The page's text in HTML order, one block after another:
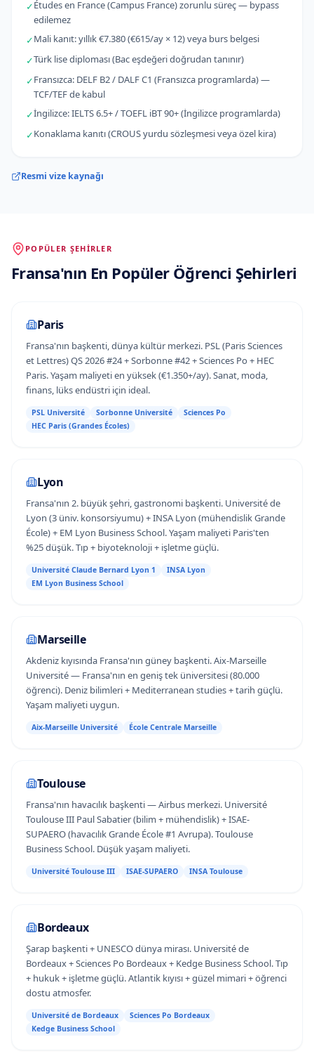
✓Études en France (Campus France) zorunlu süreç — bypass
edilemez
✓Mali kanıt: yıllık €7.380 (€615/ay × 12) veya burs belgesi
✓Türk lise diploması (Bac eşdeğeri doğrudan tanınır)
✓Fransızca: DELF B2 / DALF C1 (Fransızca programlarda) —
TCF/TEF de kabul
✓İngilizce: IELTS 6.5+ / TOEFL iBT 90+ (İngilizce programlarda)
✓Konaklama kanıtı (CROUS yurdu sözleşmesi veya özel kira)
Resmi vize kaynağı
POPÜLER ŞEHIRLER
Fransa'nın En Popüler Öğrenci Şehirleri
Paris
Fransa'nın başkenti, dünya kültür merkezi. PSL (Paris Sciences
et Lettres) QS 2026 #24 + Sorbonne #42 + Sciences Po + HEC
Paris. Yaşam maliyeti en yüksek (€1.350+/ay). Sanat, moda,
finans, lüks endüstri için ideal.
PSL Université Sorbonne Université
Sciences Po
HEC Paris (Grandes Écoles)
Lyon
Fransa'nın 2. büyük şehri, gastronomi başkenti. Université de
Lyon (3 üniv. konsorsiyumu) + INSA Lyon (mühendislik Grande
École) + EM Lyon Business School. Yaşam maliyeti Paris'ten
%25 düşük. Tıp + biyoteknoloji + işletme güçlü.
Université Claude Bernard Lyon 1
INSA Lyon
EM Lyon Business School
Marseille
Akdeniz kıyısında Fransa'nın güney başkenti. Aix-Marseille
Université — Fransa'nın en geniş tek üniversitesi (80.000
öğrenci). Deniz bilimleri + Mediterranean studies + tarih güçlü.
Yaşam maliyeti uygun.
Aix-Marseille Université École Centrale Marseille
Toulouse
Fransa'nın havacılık başkenti — Airbus merkezi. Université
Toulouse III Paul Sabatier (bilim + mühendislik) + ISAE-
SUPAERO (havacılık Grande École #1 Avrupa). Toulouse
Business School. Düşük yaşam maliyeti.
Université Toulouse III ISAE-SUPAERO INSA Toulouse
Bordeaux
Şarap başkenti + UNESCO dünya mirası. Université de
Bordeaux + Sciences Po Bordeaux + Kedge Business School. Tıp
+ hukuk + işletme güçlü. Atlantik kıyısı + güzel mimari + öğrenci
dostu atmosfer.
Université de Bordeaux
Sciences Po Bordeaux
Kedge Business School